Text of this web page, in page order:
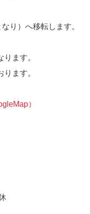
り）へ移転します。
ます。
ます。
）